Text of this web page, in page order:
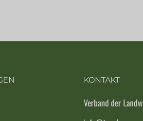
KONTAKT
Verband der